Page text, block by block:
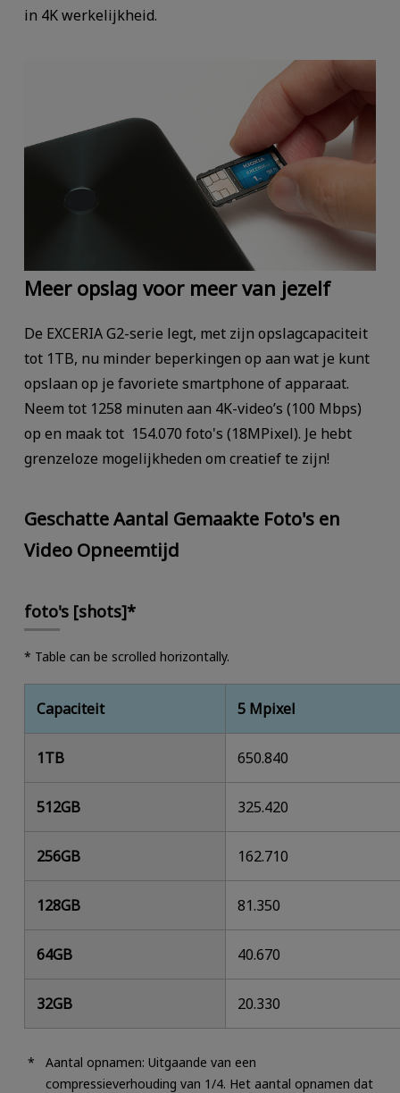
in 4K werkelijkheid.
Meer opslag voor meer van jezelf
De EXCERIA G2-serie legt, met zijn opslagcapaciteit
tot 1TB, nu minder beperkingen op aan wat je kunt
opslaan op je favoriete smartphone of apparaat.
Neem tot 1258 minuten aan 4K-video’s (100 Mbps)
op en maak tot 154.070 foto's (18MPixel). Je hebt
grenzeloze mogelijkheden om creatief te zijn!
Geschatte Aantal Gemaakte Foto's en
Video Opneemtijd
foto's [shots]*
* Table can be scrolled horizontally.
Capaciteit 5 Mpixel
1TB 650.840
512GB 325.420
256GB 162.710
128GB 81.350
64GB 40.670
32GB 20.330
Aantal opnamen: Uitgaande van een
compressieverhouding van 1/4. Het aantal opnamen dat